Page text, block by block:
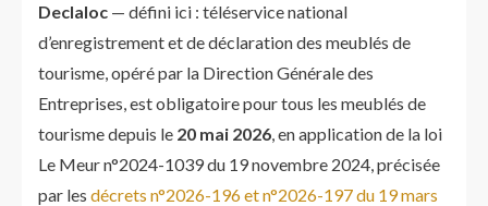
Declaloc — défini ici : téléservice national
d’enregistrement et de déclaration des meublés de
tourisme, opéré par la Direction Générale des
Entreprises, est obligatoire pour tous les meublés de
tourisme depuis le 20 mai 2026, en application de la loi
Le Meur n°2024-1039 du 19 novembre 2024, précisée
par les décrets n°2026-196 et n°2026-197 du 19 mars